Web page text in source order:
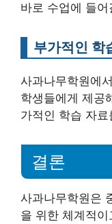
바로 수업에 들
부가적인 학
사과나무학원에
학생들에게 제공
가적인 학습 자
결론
사과나무학원은
을 위한 체계적